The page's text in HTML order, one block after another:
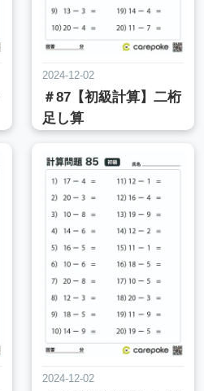
2024-12-02
＃87【初級計算】二桁
足し算
2024-12-02